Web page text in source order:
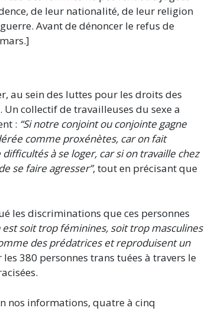
de leur nationalité, de leur religion
Avant de dénoncer le refus de
au sein des luttes pour les droits des
collectif de travailleuses du sexe a
: “Si notre conjoint ou conjointe gagne
comme proxénètes, car on fait
à se loger, car si on travaille chez
se faire agresser”, tout en précisant que
les discriminations que ces personnes
est soit trop féminines, soit trop masculines
des prédatrices et reproduisent un
380 personnes trans tuées à travers le
nos informations, quatre à cinq